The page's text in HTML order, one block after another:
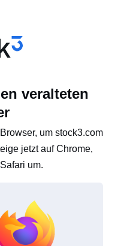
veralteten
um stock3.com
jetzt auf Chrome,
um.